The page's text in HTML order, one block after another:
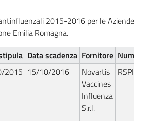
2015-2016 per le Aziende
Emilia Romagna.
Data scadenza Fornitore
2015 15/10/2016
Novartis
Vaccines
Influenza
S.r.l.